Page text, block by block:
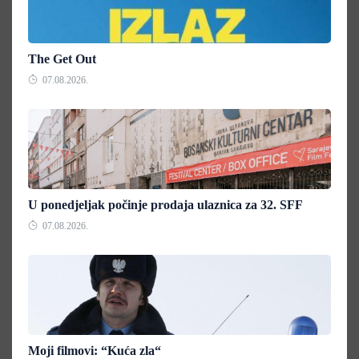
The Get Out
07.08.2026.
U ponedjeljak počinje prodaja ulaznica za 32. SFF
07.08.2026.
Moji filmovi: “Kuća zla“